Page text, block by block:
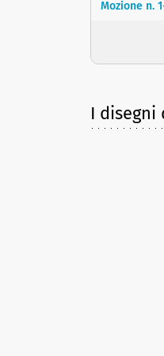
Mozione n.
I disegni